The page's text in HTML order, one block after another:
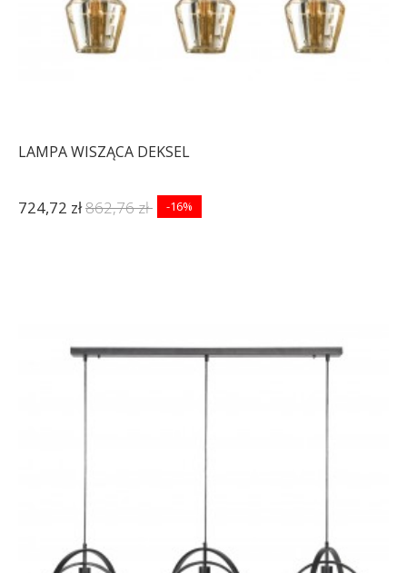
LAMPA WISZĄCA DEKSEL
724,72 zł862,76 zł -16%